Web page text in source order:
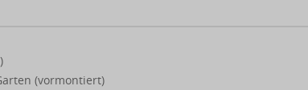
(vormontiert)